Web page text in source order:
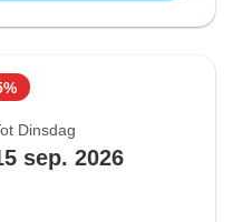
Dinsdag
sep. 2026